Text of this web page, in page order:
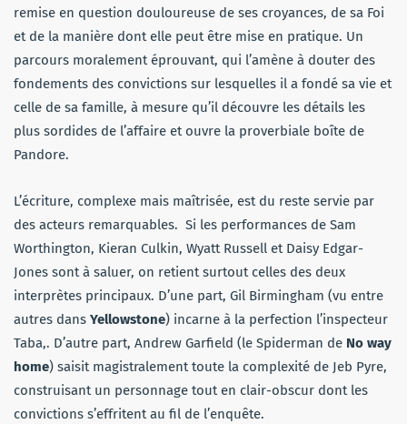
remise en question douloureuse de ses croyances, de sa Foi
et de la manière dont elle peut être mise en pratique. Un
parcours moralement éprouvant, qui l’amène à douter des
fondements des convictions sur lesquelles il a fondé sa vie et
celle de sa famille, à mesure qu’il découvre les détails les
plus sordides de l’affaire et ouvre la proverbiale boîte de
Pandore.
L’écriture, complexe mais maîtrisée, est du reste servie par
des acteurs remarquables. Si les performances de Sam
Worthington, Kieran Culkin, Wyatt Russell et Daisy Edgar-
Jones sont à saluer, on retient surtout celles des deux
interprètes principaux. D’une part, Gil Birmingham (vu entre
autres dans Yellowstone) incarne à la perfection l’inspecteur
Taba,. D’autre part, Andrew Garfield (le Spiderman de No way
home) saisit magistralement toute la complexité de Jeb Pyre,
construisant un personnage tout en clair-obscur dont les
convictions s’effritent au fil de l’enquête.